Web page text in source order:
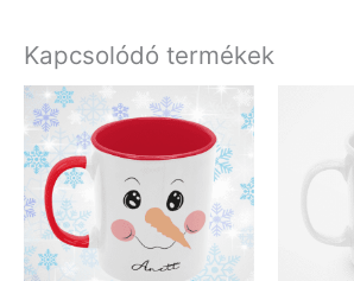
Kapcsolódó termékek